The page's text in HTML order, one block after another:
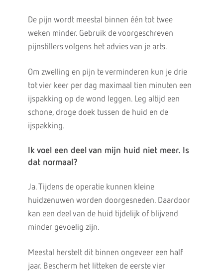
De pijn wordt meestal binnen één tot twee
weken minder. Gebruik de voorgeschreven
pijnstillers volgens het advies van je arts.
Om zwelling en pijn te verminderen kun je drie
tot vier keer per dag maximaal tien minuten een
ijspakking op de wond leggen. Leg altijd een
schone, droge doek tussen de huid en de
ijspakking.
Ik voel een deel van mijn huid niet meer. Is
dat normaal?
Ja. Tijdens de operatie kunnen kleine
huidzenuwen worden doorgesneden. Daardoor
kan een deel van de huid tijdelijk of blijvend
minder gevoelig zijn.
Meestal herstelt dit binnen ongeveer een half
jaar. Bescherm het litteken de eerste vier